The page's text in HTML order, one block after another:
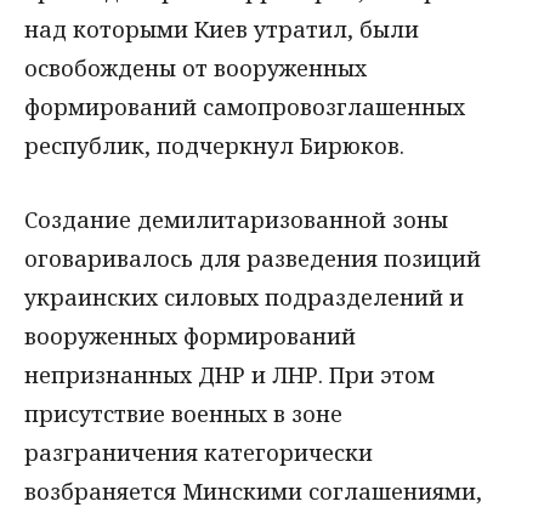
над которыми Киев утратил, были
освобождены от вооруженных
формирований самопровозглашенных
республик, подчеркнул Бирюков.
Создание демилитаризованной зоны
оговаривалось для разведения позиций
украинских силовых подразделений и
вооруженных формирований
непризнанных ДНР и ЛНР. При этом
присутствие военных в зоне
разграничения категорически
возбраняется Минскими соглашениями,